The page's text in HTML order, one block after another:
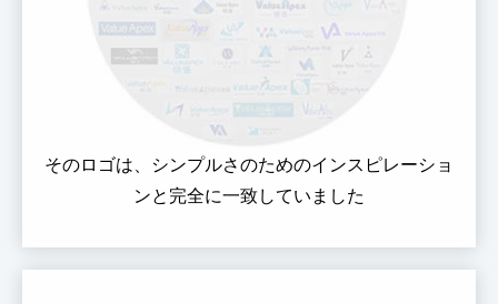
そのロゴは、シンプルさのためのインスピレーショ
ンと完全に一致していました